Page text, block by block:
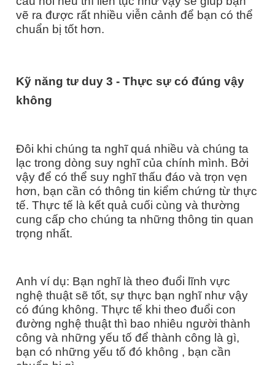
vẽ ra được rất nhiều viễn cảnh để bạn có thể
chuẩn bị tốt hơn.
Kỹ năng tư duy 3 - Thực sự có đúng vậy
không
Đôi khi chúng ta nghĩ quá nhiều và chúng ta
lạc trong dòng suy nghĩ của chính mình. Bởi
vậy để có thể suy nghĩ thấu đáo và trọn vẹn
hơn, bạn cần có thông tin kiểm chứng từ thực
tế. Thực tế là kết quả cuối cùng và thường
cung cấp cho chúng ta những thông tin quan
trọng nhất.
Anh ví dụ: Bạn nghĩ là theo đuổi lĩnh vực
nghệ thuật sẽ tốt, sự thực bạn nghĩ như vậy
có đúng không. Thực tế khi theo đuổi con
đường nghệ thuật thì bao nhiêu người thành
công và những yếu tố để thành công là gì,
bạn có những yếu tố đó không , bạn cần